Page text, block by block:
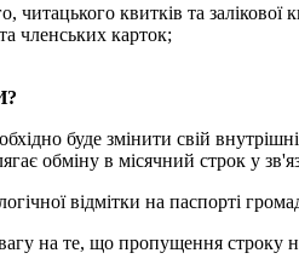
читацького квитків та залікової
членських карток;
буде змінити свій
обміну в місячний строк у
відмітки на паспорті
на те, що пропущення строку